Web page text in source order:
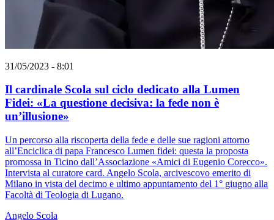
31/05/2023 - 8:01
Il cardinale Scola sul ciclo dedicato alla Lumen
Fidei: «La questione decisiva: la fede non è
un’illusione»
Un percorso alla riscoperta della fede e delle sue ragioni attorno
all’Enciclica di papa Francesco Lumen fidei: questa la proposta
promossa in Ticino dall’Associazione «Amici di Eugenio Corecco».
Intervista al curatore card. Angelo Scola, arcivescovo emerito di
Milano in vista del decimo e ultimo appuntamento del 1° giugno alla
Facoltà di Teologia di Lugano.
Angelo Scola